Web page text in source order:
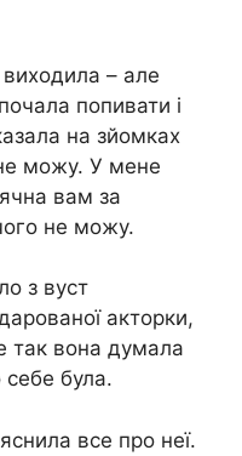
– але
попивати і
на зйомках
можу. У мене
вам за
не можу.
з вуст
акторки,
так вона думала
була.
все про неї.